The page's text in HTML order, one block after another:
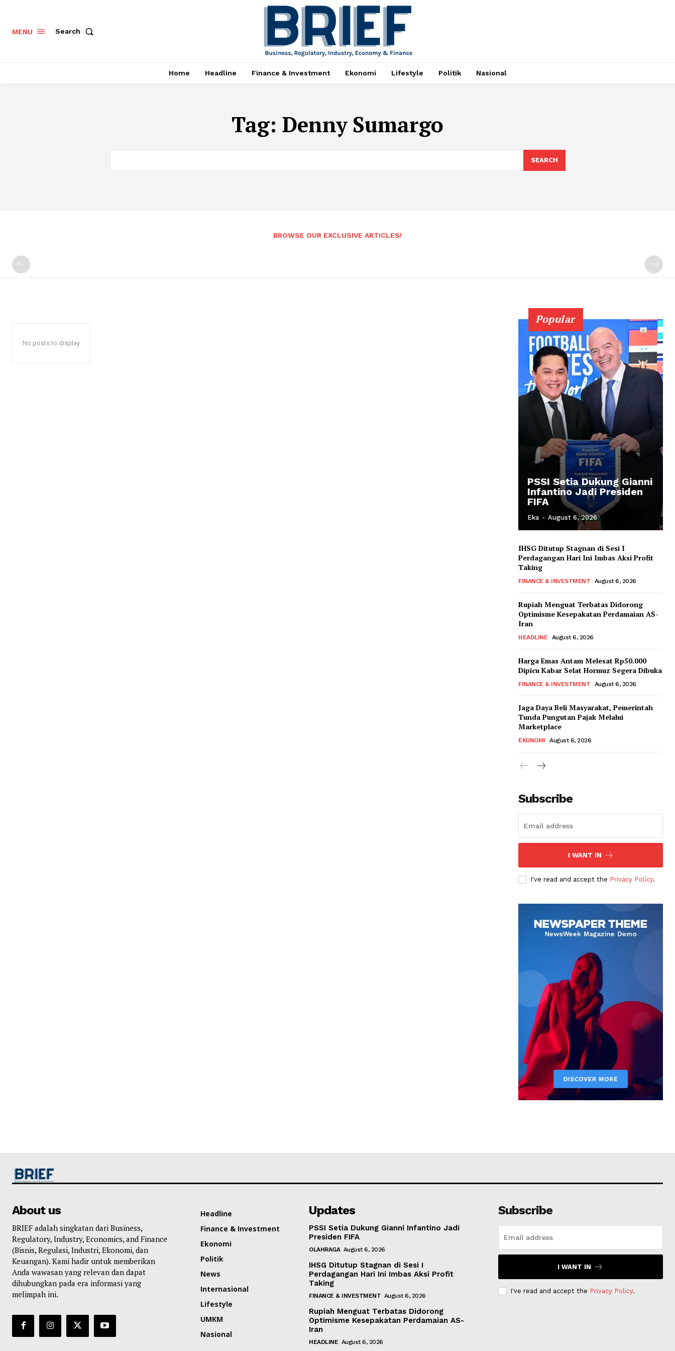
MENU Search
Home Headline Finance & Investment Ekonomi Lifestyle Politik Nasional
Tag: Denny Sumargo
SEARCH
BROWSE OUR EXCLUSIVE ARTICLES!
No posts to display
Popular
PSSI Setia Dukung Gianni
Infantino Jadi Presiden
FIFA
Eka - August 6, 2026
IHSG Ditutup Stagnan di Sesi I
Perdagangan Hari Ini Imbas Aksi Profit
Taking
FINANCE & INVESTMENT August 6, 2026
Rupiah Menguat Terbatas Didorong
Optimisme Kesepakatan Perdamaian AS-
Iran
HEADLINE August 6, 2026
Harga Emas Antam Melesat Rp50.000
Dipicu Kabar Selat Hormuz Segera Dibuka
FINANCE & INVESTMENT August 6, 2026
Jaga Daya Beli Masyarakat, Pemerintah
Tunda Pungutan Pajak Melalui
Marketplace
EKONOMI August 6, 2026
Subscribe
I WANT IN
I've read and accept the Privacy Policy.
About us
BRIEF adalah singkatan dari Business,
Regulatory, Industry, Economics, and Finance
(Bisnis, Regulasi, Industri, Ekonomi, dan
Keuangan). Kami hadir untuk memberikan
Anda wawasan yang relevan dan dapat
dihubungkan pada era informasi yang
melimpah ini.
Headline
Finance & Investment
Ekonomi
Politik
News
Internasional
Lifestyle
UMKM
Nasional
Updates
PSSI Setia Dukung Gianni Infantino Jadi
Presiden FIFA
OLAHRAGA August 6, 2026
IHSG Ditutup Stagnan di Sesi I
Perdagangan Hari Ini Imbas Aksi Profit
Taking
FINANCE & INVESTMENT August 6, 2026
Rupiah Menguat Terbatas Didorong
Optimisme Kesepakatan Perdamaian AS-
Iran
HEADLINE August 6, 2026
Subscribe
I WANT IN
I've read and accept the Privacy Policy.